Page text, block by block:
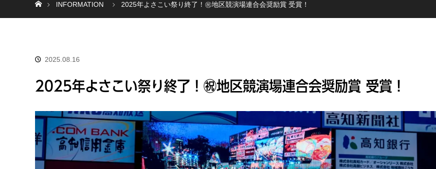
INFORMATION
2025年よさこい祭り終了！㊗地区競演場連合会奨励賞 受賞！
2025.08.16
2025年よさこい祭り終了！㊗地区競演場連合会奨励賞 受賞！